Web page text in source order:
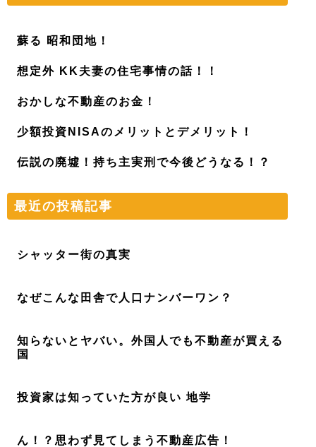
蘇る 昭和団地！
想定外 KK夫妻の住宅事情の話！！
おかしな不動産のお金！
少額投資NISAのメリットとデメリット！
伝説の廃墟！持ち主実刑で今後どうなる！？
最近の投稿記事
シャッター街の真実
なぜこんな田舎で人口ナンバーワン？
知らないとヤバい。外国人でも不動産が買える
国
投資家は知っていた方が良い 地学
ん！？思わず見てしまう不動産広告！